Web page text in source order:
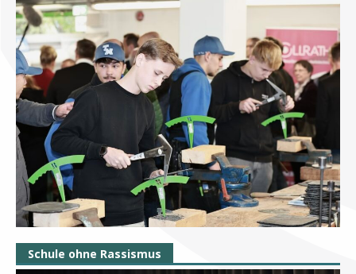
Schule ohne Rassismus